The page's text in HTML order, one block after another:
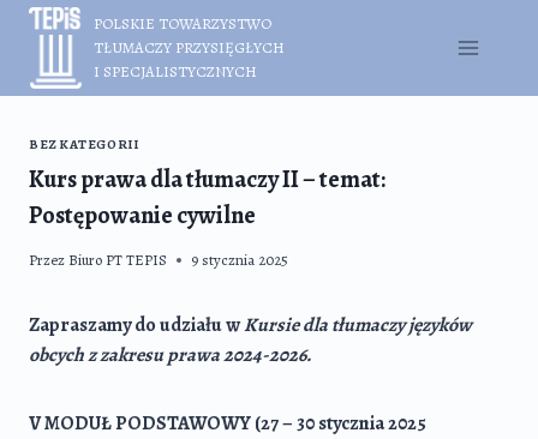
Przejdź
treści
POLSKIE TOWARZYSTWO
TŁUMACZY PRZYSIĘGŁYCH
I SPECJALISTYCZNYCH
BEZ KATEGORII
Kurs prawa dla tłumaczy II – temat:
Postępowanie cywilne
Przez Biuro PT TEPIS 9 stycznia 2025
Zapraszamy do udziału wKursie dla tłumaczy języków
obcych z zakresu prawa 2024-2026.
V MODUŁ PODSTAWOWY (27 – 30 stycznia 2025